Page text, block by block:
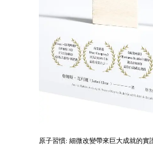
原子習慣: 細微改變帶來巨大成就的實